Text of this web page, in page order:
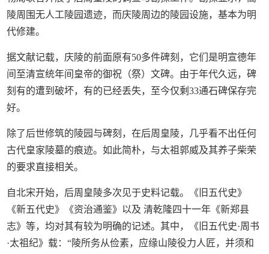
陵周围无人工陵园遗迹，而庆陵周边的陵园设施，基本为明
代修建。
据文献记载，庆陵的前面原有50多件碑刻，它们是明宣德年
间至清宣统年间皇帝的御祝（祭）文碑。由于年代久远，碑
刻有的遭到破坏，有的已经丢失，至今仅剩33通石碑保存完
好。
除了后世修筑的陵园与碑刻，在后周皇陵，几乎看不出任何
古代皇家陵墓的痕迹。如此简朴，与太祖郭威及其养子柴荣
的要求直接相关。
自北宋开始，后周皇陵多次见于史料记载。《旧五代史》
《新五代史》《资治通鉴》以及 清乾隆四十一年《新郑县
志》等，均对其有较为明确的记述。其中，《旧五代史·周书
·太祖纪》载：“陵所务从俭素，应缘山陵役力人匠，并须和